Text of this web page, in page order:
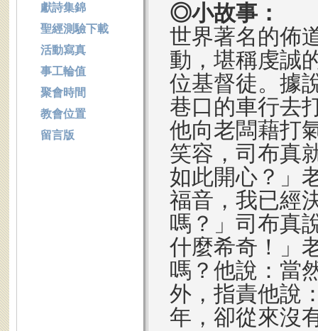
◎小故事：
世界著名的佈
動，堪稱虔誠
位基督徒。據
巷口的車行去
他向老闆藉打
笑容，司布真
如此開心？」
福音，我已經
嗎？」司布真
什麼希奇！」
嗎？他說：當
外，指責他說
年，卻從來沒
獻詩集錦
聖經測驗下載
活動寫真
事工輪值
聚會時間
教會位置
留言版